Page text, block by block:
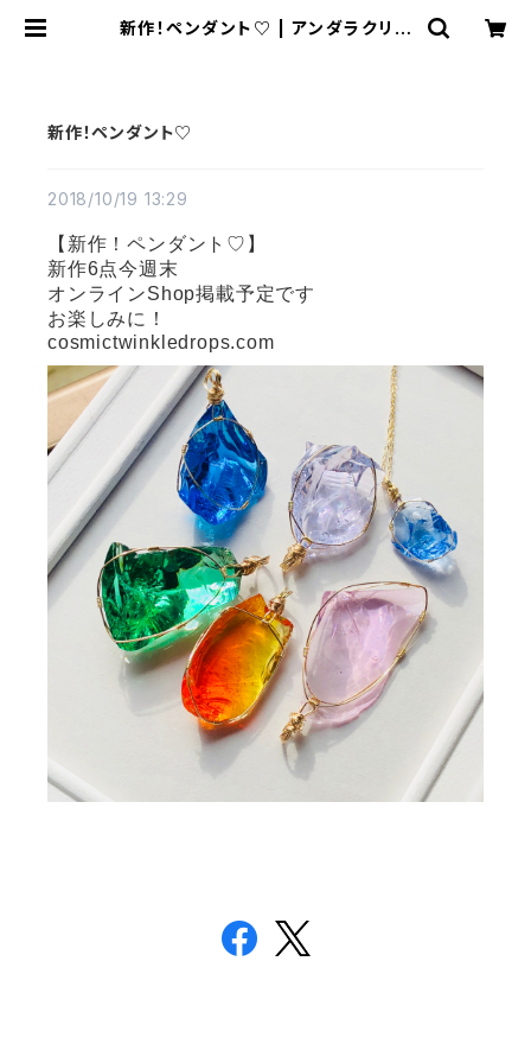
新作！ペンダント♡ | アンダラクリス
新作！ペンダント♡
2018/10/19 13:29
【新作！ペンダント♡】
新作6点今週末
オンラインShop掲載予定です
お楽しみに！
cosmictwinkledrops.com